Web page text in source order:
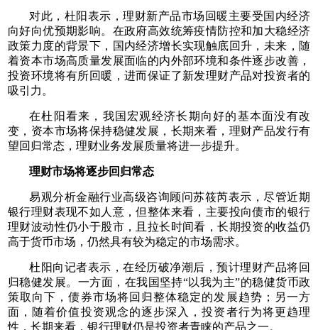
对此，杜阳表示，理财新产品市场回暖主要受国内经济
向好向优预期影响。在政府高效统筹疫情防控和加大稳经济
政策力度的背景下，国内经济增长实现触底回升，未来，随
着资本市场高质量发展面临的内外部环境和条件逐步改善，
投资环境将有所回暖，进而保证了新发理财产品对投资者的
吸引力。
在杜阳看来，我国宏观经济长期向好的基本面没有改
变，资本市场将保持稳健发展，长期来看，理财产品发行有
望回归常态，理财业务发展质量将进一步提升。
理财市场将逐步回归常态
易观分析金融行业高级咨询顾问苏筱芮表示，尽管近期
银行理财表现不如人意，但整体来看，主要投向债市的银行
理财波动性仍小于股市，且拉长时间看，长期投资的收益仍
高于货币市场，仍然具有较为稳定的市场需求。
杜阳向记者表示，在经历破净潮后，预计理财产品将回
归稳健发展。一方面，在我国坚持“以我为主”的稳健货币政
策取向下，债券市场将回归整体稳定的发展趋势；另一方
面，随着价值投资观念的逐步深入，投资者行为将更趋理
性，长期来看，银行理财仍是投资者青睐的产品之一。